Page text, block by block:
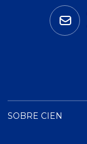
SOBRE CIEN